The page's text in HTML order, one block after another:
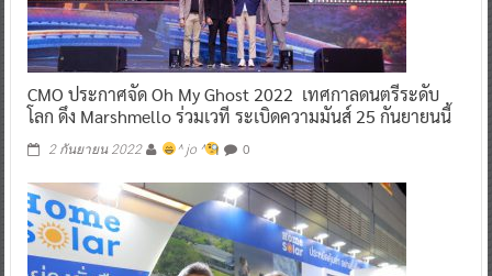
CMO ประกาศจัด Oh My Ghost 2022 เทศกาลดนตรีระดับ
โลก ดึง Marshmello ร่วมเวที ระเบิดความมันส์ 25 กันยายนนี้
2 กันยายน 2022 ^ jo ^ 0